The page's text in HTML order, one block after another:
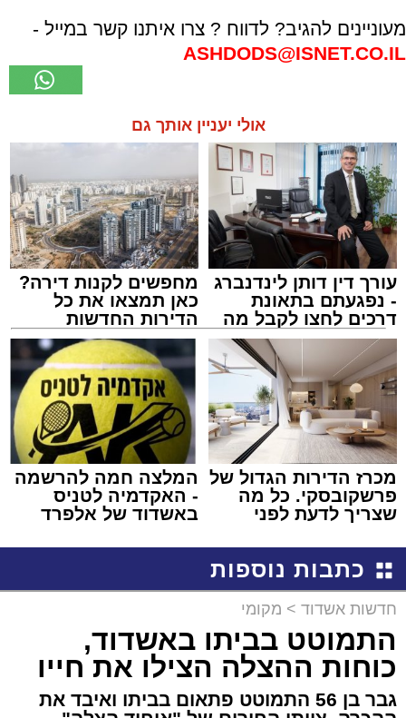
מעוניינים להגיב? לדווח ? צרו איתנו קשר במייל -
ASHDODS@ISNET.CO.IL
אולי יעניין אותך גם
עורך דין דותן לינדנברג
- נפגעתם בתאונת
דרכים לחצו לקבל מה
שמגיע לכם
מחפשים לקנות דירה?
כאן תמצאו את כל
הדירות החדשות
למכירה באשדוד >>>
מכרז הדירות הגדול של
פרשקובסקי. כל מה
שצריך לדעת לפני
באשדוד
המלצה חמה להרשמה
- האקדמיה לטניס
באשדוד של אלפרד
כתבות נוספות
חדשות אשדוד > מקומי
התמוטט בביתו באשדוד,
כוחות ההצלה הצילו את חייו
גבר בן 56 התמוטט פתאום בביתו ואיבד את